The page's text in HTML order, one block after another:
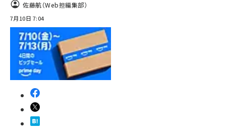
佐藤航（Web担編集部）
7月10日 7:04